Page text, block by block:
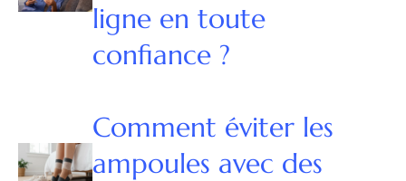
ligne en toute
confiance ?
Comment éviter les
ampoules avec des